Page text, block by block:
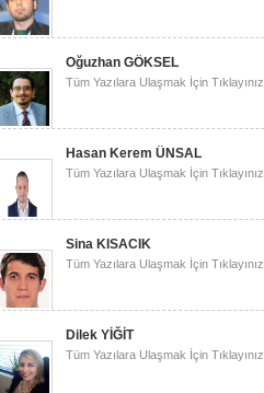
Oğuzhan GÖKSEL
Tüm Yazılara Ulaşmak İçin Tıklayınız.
Hasan Kerem ÜNSAL
Tüm Yazılara Ulaşmak İçin Tıklayınız.
Sina KISACIK
Tüm Yazılara Ulaşmak İçin Tıklayınız.
Dilek YİĞİT
Tüm Yazılara Ulaşmak İçin Tıklayınız.